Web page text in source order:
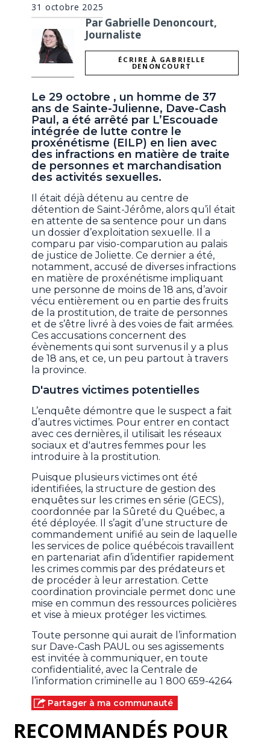
31 octobre 2025
Par Gabrielle Denoncourt,
Journaliste
ÉCRIRE À GABRIELLE
DENONCOURT
Le 29 octobre , un homme de 37
ans de Sainte-Julienne, Dave-Cash
Paul, a été arrêté par L’Escouade
intégrée de lutte contre le
proxénétisme (EILP) en lien avec
des infractions en matière de traite
de personnes et marchandisation
des activités sexuelles.
Il était déjà détenu au centre de
détention de Saint-Jérôme, alors qu’il était
en attente de sa sentence pour un dans
un dossier d’exploitation sexuelle. Il a
comparu par visio-comparution au palais
de justice de Joliette. Ce dernier a été,
notamment, accusé de diverses infractions
en matière de proxénétisme impliquant
une personne de moins de 18 ans, d’avoir
vécu entièrement ou en partie des fruits
de la prostitution, de traite de personnes
et de s’être livré à des voies de fait armées.
Ces accusations concernent des
évènements qui sont survenus il y a plus
de 18 ans, et ce, un peu partout à travers
la province.
D'autres victimes potentielles
L’enquête démontre que le suspect a fait
d’autres victimes. Pour entrer en contact
avec ces dernières, il utilisait les réseaux
sociaux et d'autres femmes pour les
introduire à la prostitution.
Puisque plusieurs victimes ont été
identifiées, la structure de gestion des
enquêtes sur les crimes en série (GECS),
coordonnée par la Sûreté du Québec, a
été déployée. Il s’agit d’une structure de
commandement unifié au sein de laquelle
les services de police québécois travaillent
en partenariat afin d’identifier rapidement
les crimes commis par des prédateurs et
de procéder à leur arrestation. Cette
coordination provinciale permet donc une
mise en commun des ressources policières
et vise à mieux protéger les victimes.
Toute personne qui aurait de l’information
sur Dave-Cash PAUL ou ses agissements
est invitée à communiquer, en toute
confidentialité, avec la Centrale de
l’information criminelle au 1 800 659-4264
Partager à ma communauté
RECOMMANDÉS POUR